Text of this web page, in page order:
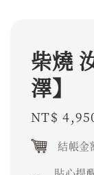
柴燒
澤】
Regular
price
NT$
結帳金